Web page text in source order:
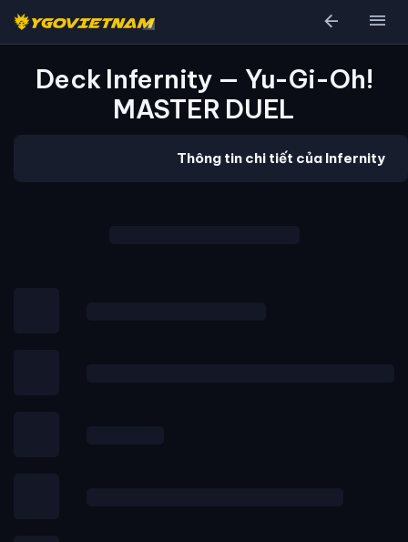
arrow_back menu
Deck Infernity — Yu-Gi-Oh!
MASTER DUEL
Thông tin chi tiết của Infernity